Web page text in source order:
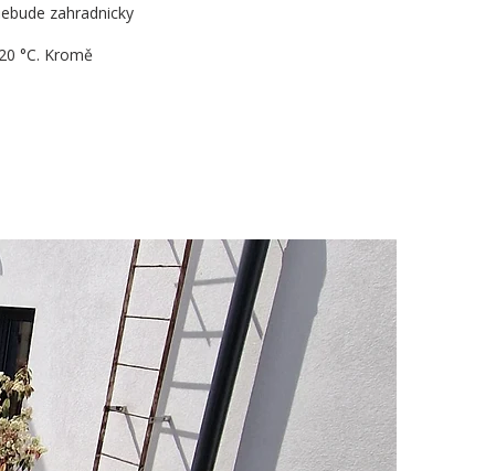
zahradnicky
°C. Kromě